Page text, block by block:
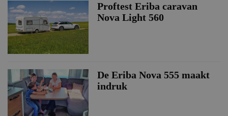
Proftest Eriba caravan
Nova Light 560
De Eriba Nova 555 maakt
indruk